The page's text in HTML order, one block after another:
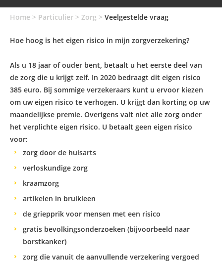
Home > Particulier > Zorg > Veelgestelde vraag
Hoe hoog is het eigen risico in mijn zorgverzekering?
Als u 18 jaar of ouder bent, betaalt u het eerste deel van
de zorg die u krijgt zelf. In 2020 bedraagt dit eigen risico
385 euro. Bij sommige verzekeraars kunt u ervoor kiezen
om uw eigen risico te verhogen. U krijgt dan korting op uw
maandelijkse premie. Overigens valt niet alle zorg onder
het verplichte eigen risico. U betaalt geen eigen risico
voor:
zorg door de huisarts
verloskundige zorg
kraamzorg
artikelen in bruikleen
de griepprik voor mensen met een risico
gratis bevolkingsonderzoeken (bijvoorbeeld naar
borstkanker)
zorg die vanuit de aanvullende verzekering vergoed